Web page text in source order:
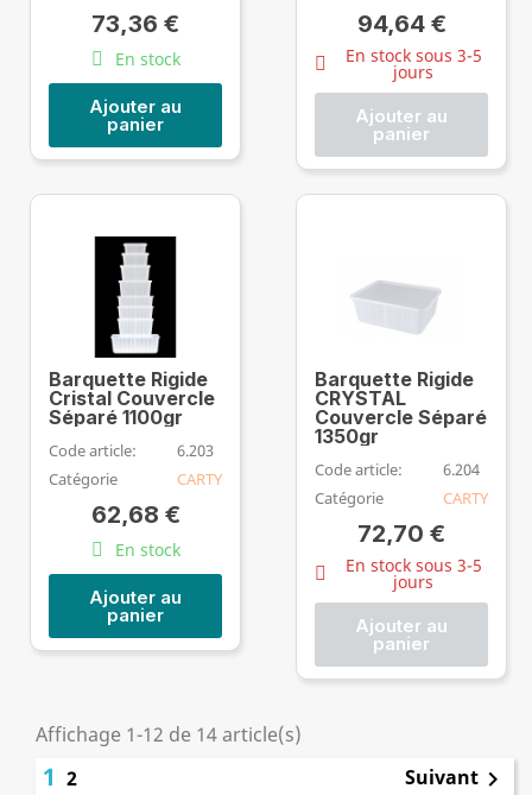
73,36 €
En stock
Ajouter au
panier
94,64 €
En stock sous 3-5
jours
Ajouter au
panier
Barquette Rigide
Cristal Couvercle
Séparé 1100gr
Code article:
6.203
Catégorie
CARTY
62,68 €
En stock
Ajouter au
panier
Barquette Rigide
CRYSTAL
Couvercle Séparé
1350gr
Code article:
6.204
Catégorie
CARTY
72,70 €
En stock sous 3-5
jours
Ajouter au
panier
Affichage 1-12 de 14 article(s)
1 2 Suivant 